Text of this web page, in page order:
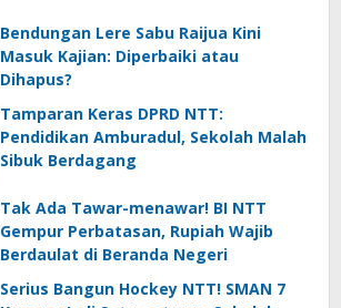
Bendungan Lere Sabu Raijua Kini
Masuk Kajian: Diperbaiki atau
Dihapus?
Tamparan Keras DPRD NTT:
Pendidikan Amburadul, Sekolah Malah
Sibuk Berdagang
Tak Ada Tawar-menawar! BI NTT
Gempur Perbatasan, Rupiah Wajib
Berdaulat di Beranda Negeri
Serius Bangun Hockey NTT! SMAN 7